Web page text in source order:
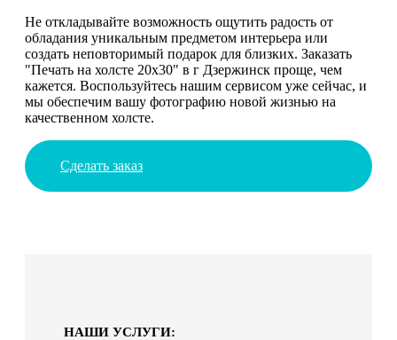
Не откладывайте возможность ощутить радость от
обладания уникальным предметом интерьера или
создать неповторимый подарок для близких. Заказать
"Печать на холсте 20х30" в г Дзержинск проще, чем
кажется. Воспользуйтесь нашим сервисом уже сейчас, и
мы обеспечим вашу фотографию новой жизнью на
качественном холсте.
Сделать заказ
НАШИ УСЛУГИ: